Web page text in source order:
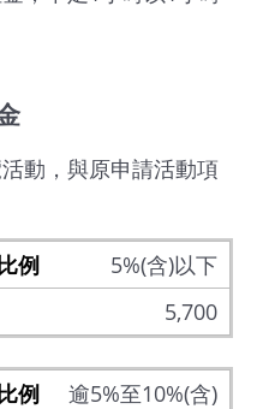
動，與原申請活動項
5%(含)以下
5,700
逾5%至10%(含)